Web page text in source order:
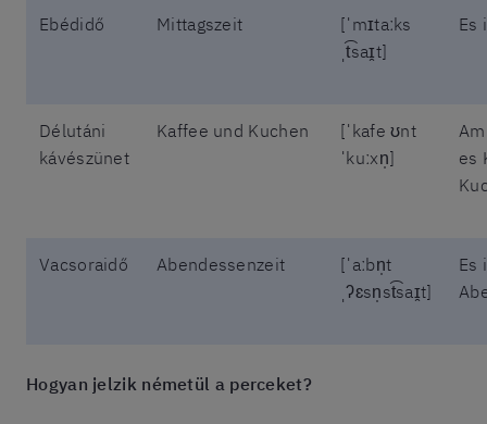
Ebédidő Mittagszeit
[ˈmɪtaːks
ˌt͡saɪ̯t]
Es
Délutáni
kávészünet
Kaffee und Kuchen
[ˈkafe ʊnt
ˈkuːxn̩]
es
Vacsoraidő Abendessenzeit
[ˈaːbn̩t
ˌʔɛsn̩st͡saɪ̯t]
Es
Hogyan jelzik németül a perceket?